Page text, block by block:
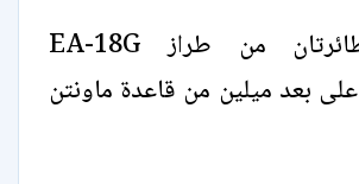
وتحطمت طائرتان من طراز EA-18G
Growlers على بعد ميلين من قاعدة ماونتن